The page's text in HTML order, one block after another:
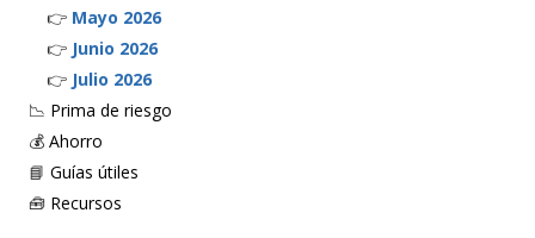
👉 Mayo 2026
👉 Junio 2026
👉 Julio 2026
📉 Prima de riesgo
💰 Ahorro
📘 Guías útiles
🧰 Recursos